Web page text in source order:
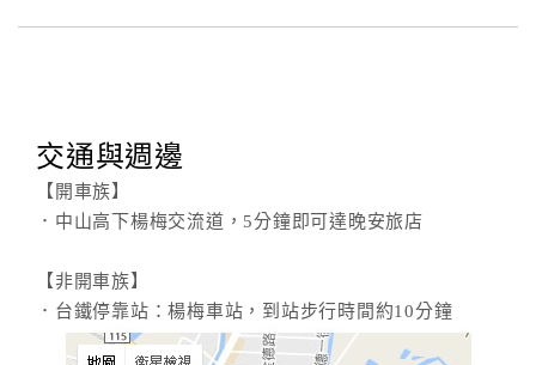
交通與週邊
【開車族】
．中山高下楊梅交流道，5分鐘即可達晚安旅店
【非開車族】
．台鐵停靠站：楊梅車站，到站步行時間約10分鐘